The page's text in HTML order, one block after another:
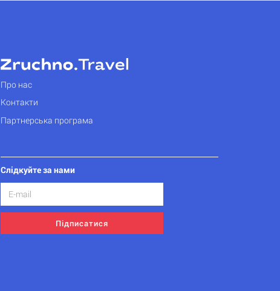
Про нас
Контакти
Партнерська програма
Слідкуйте за нами
Підписатися